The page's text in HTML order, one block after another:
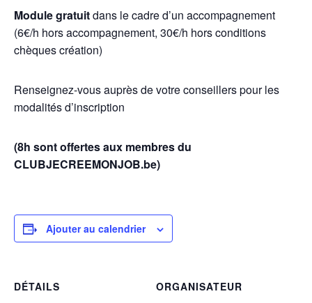
Module gratuitdans le cadre d’un accompagnement
(6€/h hors accompagnement, 30€/h hors conditions
chèques création)
Renseignez-vous auprès de votre conseillers pour les
modalités d’inscription
(8h sont offertes aux membres du
CLUBJECREEMONJOB.be)
Ajouter au calendrier
DÉTAILS
ORGANISATEUR